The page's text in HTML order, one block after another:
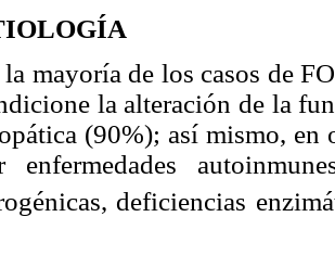
mayoría de los casos de
la alteración de la
(90%); así mismo, en
enfermedades
deficiencias